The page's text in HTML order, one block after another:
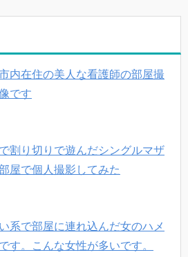
内在住の美人な看護師の部屋撮
です
割り切りで遊んだシングルマザ
屋で個人撮影してみた
系で部屋に連れ込んだ女のハメ
す。こんな女性が多いです。